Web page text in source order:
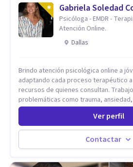
para ayudarte a recuperar tu bienestar
Individual, de Pareja y Familiar:
seres queridos para fortalecer las
dinámica familiar. Evaluaciones
Especializadas: Terapia cognitivo-
Tratamiento de Traumas y Trastornos
Postraumático: Ofrecemos apoyo
a superar experiencias traumáticas y
vida. Tratamiento de Adicciones.
Gabriela Soledad
Psicóloga - EMDR -
Atención Online.
Dallas
Brindo atención psicológica online a
adaptando cada proceso terapéutico
recursos de quienes consultan.
problemáticas como trauma,
estrés, violencias, abuso sexual y
entre otros. Ofrezco un espacio
contención, comprometido con tu
un enfoque centrado en el
mutuo. Mi manera de trabajar se
Ver perfil
Contactar